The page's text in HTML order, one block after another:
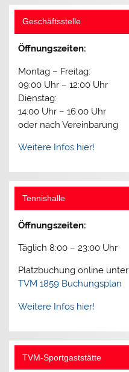
Geschäftsstelle
Öffnungszeiten:
Montag – Freitag:
09:00 Uhr – 12:00 Uhr
Dienstag:
14:00 Uhr – 16:00 Uhr
oder nach Vereinbarung
Weitere Infos hier!
Tennishalle
Öffnungszeiten:
Täglich 8:00 – 23:00 Uhr
Platzbuchung online unter
TVM 1859 Buchungsplan
Weitere Infos hier!
TVM-Sportgaststätte